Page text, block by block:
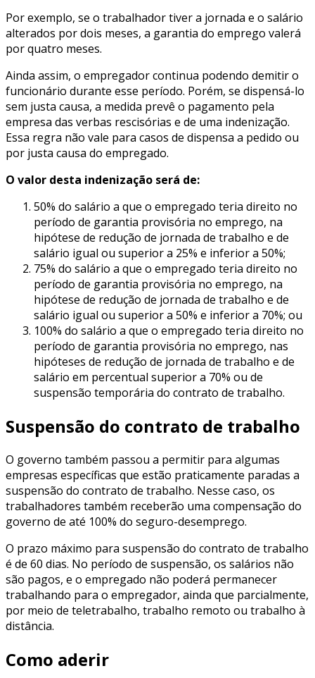
Por exemplo, se o trabalhador tiver a jornada e o salário
alterados por dois meses, a garantia do emprego valerá
por quatro meses.
Ainda assim, o empregador continua podendo demitir o
funcionário durante esse período. Porém, se dispensá-lo
sem justa causa, a medida prevê o pagamento pela
empresa das verbas rescisórias e de uma indenização.
Essa regra não vale para casos de dispensa a pedido ou
por justa causa do empregado.
O valor desta indenização será de:
50% do salário a que o empregado teria direito no
período de garantia provisória no emprego, na
hipótese de redução de jornada de trabalho e de
salário igual ou superior a 25% e inferior a 50%;
75% do salário a que o empregado teria direito no
período de garantia provisória no emprego, na
hipótese de redução de jornada de trabalho e de
salário igual ou superior a 50% e inferior a 70%; ou
100% do salário a que o empregado teria direito no
período de garantia provisória no emprego, nas
hipóteses de redução de jornada de trabalho e de
salário em percentual superior a 70% ou de
suspensão temporária do contrato de trabalho.
Suspensão do contrato de trabalho
O governo também passou a permitir para algumas
empresas específicas que estão praticamente paradas a
suspensão do contrato de trabalho. Nesse caso, os
trabalhadores também receberão uma compensação do
governo de até 100% do seguro-desemprego.
O prazo máximo para suspensão do contrato de trabalho
é de 60 dias. No período de suspensão, os salários não
são pagos, e o empregado não poderá permanecer
trabalhando para o empregador, ainda que parcialmente,
por meio de teletrabalho, trabalho remoto ou trabalho à
distância.
Como aderir